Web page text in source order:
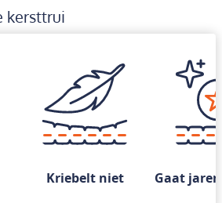
kersttrui
Kriebelt niet Gaat